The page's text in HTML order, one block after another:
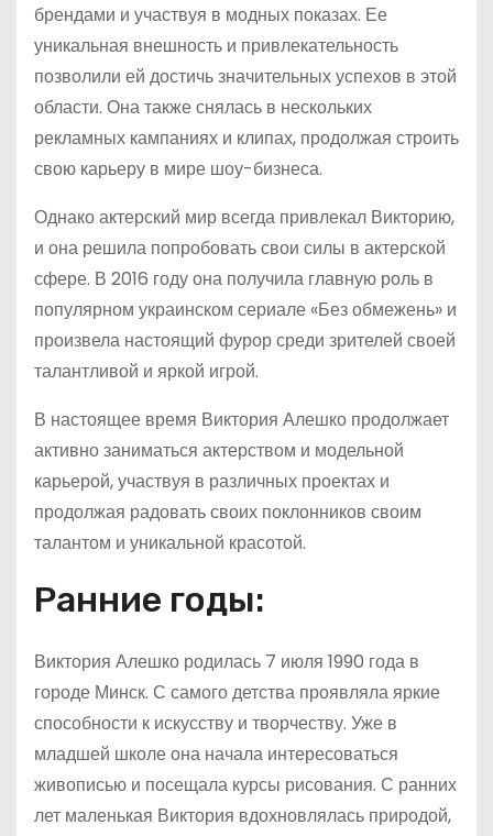
брендами и участвуя в модных показах. Ее
уникальная внешность и привлекательность
позволили ей достичь значительных успехов в этой
области. Она также снялась в нескольких
рекламных кампаниях и клипах, продолжая строить
свою карьеру в мире шоу-бизнеса.
Однако актерский мир всегда привлекал Викторию,
и она решила попробовать свои силы в актерской
сфере. В 2016 году она получила главную роль в
популярном украинском сериале «Без обмежень» и
произвела настоящий фурор среди зрителей своей
талантливой и яркой игрой.
В настоящее время Виктория Алешко продолжает
активно заниматься актерством и модельной
карьерой, участвуя в различных проектах и
продолжая радовать своих поклонников своим
талантом и уникальной красотой.
Ранние годы:
Виктория Алешко родилась 7 июля 1990 года в
городе Минск. С самого детства проявляла яркие
способности к искусству и творчеству. Уже в
младшей школе она начала интересоваться
живописью и посещала курсы рисования. С ранних
лет маленькая Виктория вдохновлялась природой,